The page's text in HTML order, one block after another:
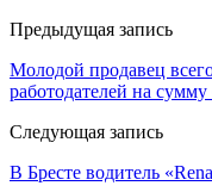
Предыдущая запись
Молодой продавец
работодателей на
Следующая запись
В Бресте водитель